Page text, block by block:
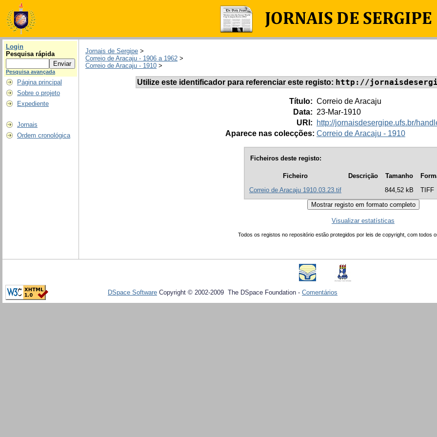
Login
Pesquisa rápida
Pesquisa avançada
Página principal
Sobre o projeto
Expediente
Jornais
Ordem cronológica
Jornais de Sergipe >
Correio de Aracaju - 1906 a 1962 >
Correio de Aracaju - 1910 >
Utilize este identificador para referenciar este registo: http://
Título: Correio de Aracaju
Data: 23-Mar-1910
URI:
http://jornaisdesergipe.ufs.br/
Aparece nas colecções: Correio de Aracaju - 1910
Ficheiros deste registo:
Ficheiro Descrição Tamanho
Correio de Aracaju 1910.03.23.tif
844,52 kB TIFF
Visualizar estatísticas
Todos os registos no repositório estão protegidos por leis de copyright, com todos
DSpace Software Copyright © 2002-2009 The DSpace Foundation - Comentários